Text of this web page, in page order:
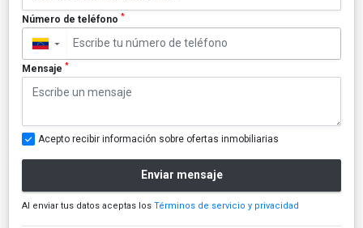
Número de teléfono *
▼
Mensaje *
Acepto recibir información sobre ofertas inmobiliarias
Enviar mensaje
Al enviar tus datos aceptas los Términos de servicio y privacidad